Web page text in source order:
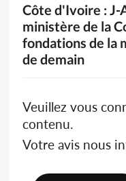
Côte d'Ivoire :
ministère de la
fondations de la
de demain
Veuillez vous
contenu.
Votre avis nous